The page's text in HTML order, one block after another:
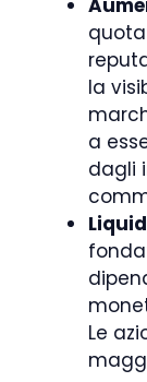
la
a
dagli
Le